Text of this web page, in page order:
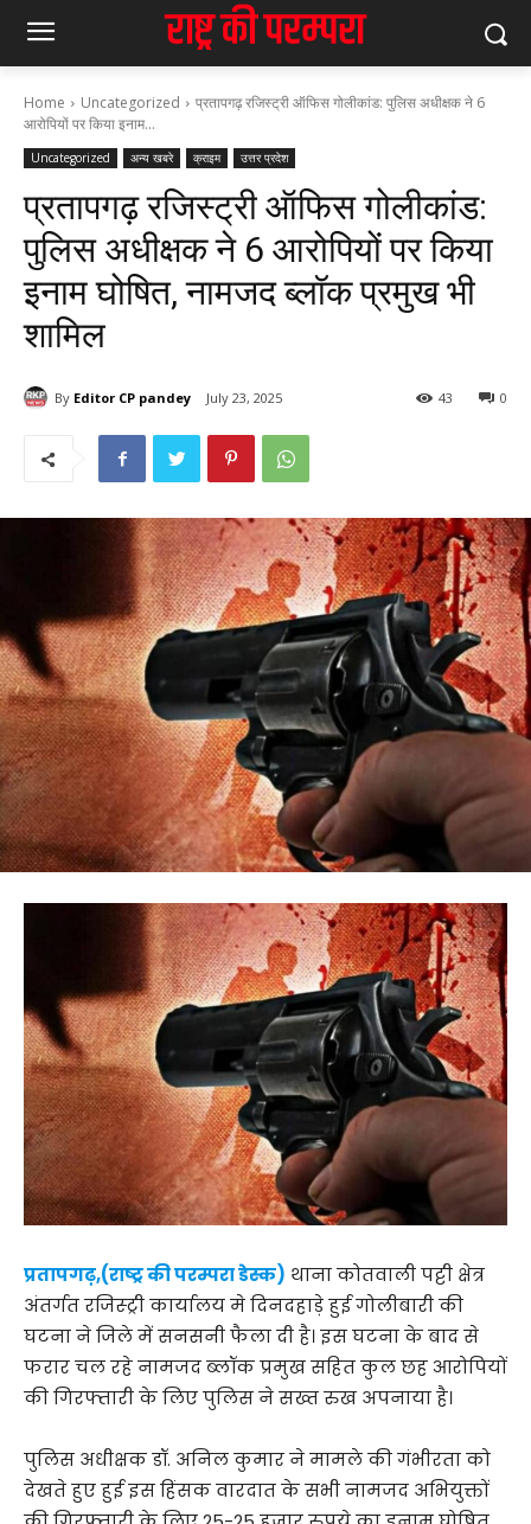
Home Uncategorized
प्रतापगढ़ रजिस्ट्री ऑफिस गोलीकांड: पुलिस अधीक्षक ने 6
आरोपियों पर किया इनाम...
Uncategorized अन्य खबरे क्राइम उत्तर प्रदेश
प्रतापगढ़ रजिस्ट्री ऑफिस गोलीकांड:
पुलिस अधीक्षक ने 6 आरोपियों पर किया
इनाम घोषित, नामजद ब्लॉक प्रमुख भी
शामिल
By Editor CP pandey July 23, 2025 0
43
प्रतापगढ़,(राष्ट्र की परम्परा डेस्क) थाना कोतवाली पट्टी क्षेत्र
अंतर्गत रजिस्ट्री कार्यालय मे दिनदहाड़े हुई गोलीबारी की
घटना ने जिले में सनसनी फैला दी है। इस घटना के बाद से
फरार चल रहे नामजद ब्लॉक प्रमुख सहित कुल छह आरोपियों
की गिरफ्तारी के लिए पुलिस ने सख्त रुख अपनाया है।
पुलिस अधीक्षक डॉ. अनिल कुमार ने मामले की गंभीरता को
देखते हुए हुई इस हिंसक वारदात के सभी नामजद अभियुक्तों